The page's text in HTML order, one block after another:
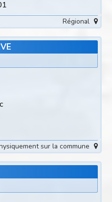
Régional
sur la commune